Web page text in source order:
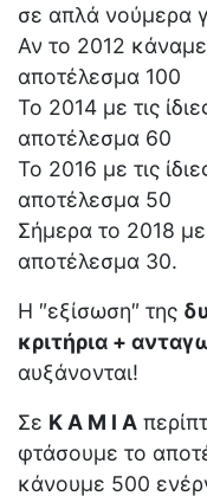
σε απλά νούμερα
Αν το 2012
αποτέλεσμα 100
Το 2014 με τις
αποτέλεσμα 60
Το 2016 με τις
αποτέλεσμα 50
Σήμερα το 2018 με
αποτέλεσμα 30.
Η ″εξίσωση″ της
κριτήρια +
αυξάνονται!
Σε Κ Α Μ Ι Α
φτάσουμε το
κάνουμε 500